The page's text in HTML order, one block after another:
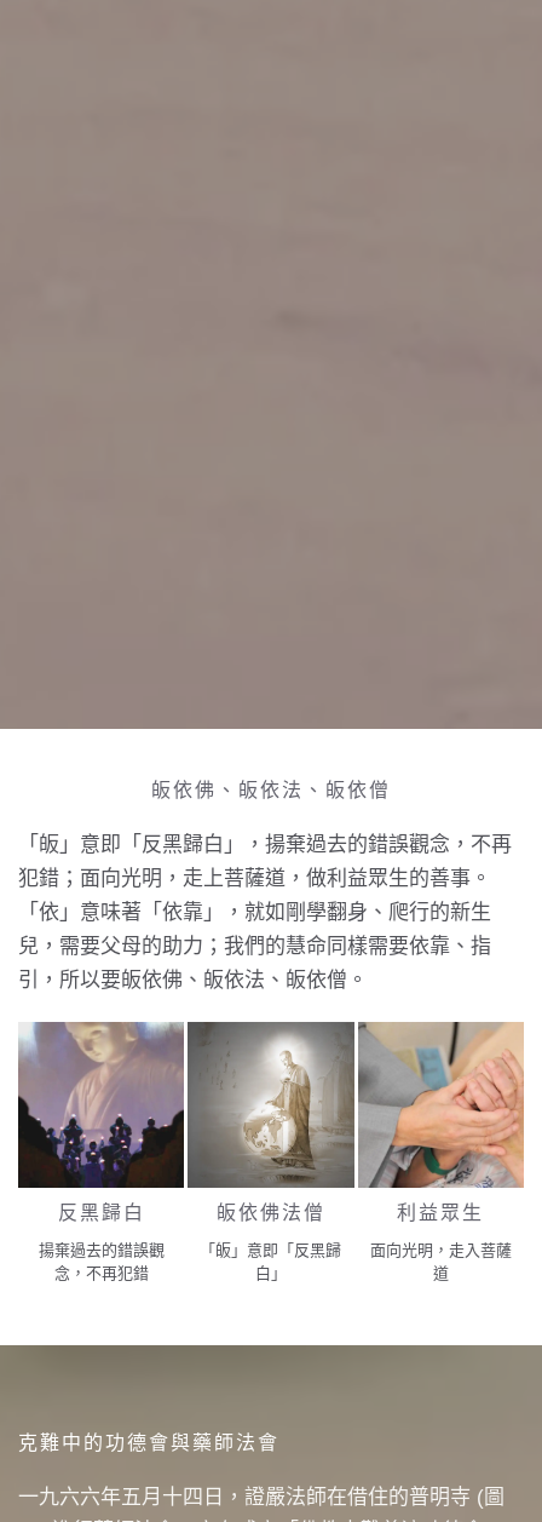
皈依佛、皈依法、皈依僧
「皈」意即「反黑歸白」，揚棄過去的錯誤觀念，不再
犯錯；面向光明，走上菩薩道，做利益眾生的善事。
「依」意味著「依靠」，就如剛學翻身、爬行的新生
兒，需要父母的助力；我們的慧命同樣需要依靠、指
引，所以要皈依佛、皈依法、皈依僧。
反黑歸白
揚棄過去的錯誤觀
念，不再犯錯
皈依佛法僧
「皈」意即「反黑歸
白」
利益眾生
面向光明，走入菩薩
道
克難中的功德會與藥師法會
一九六六年五月十四日，證嚴法師在借住的普明寺 (圖